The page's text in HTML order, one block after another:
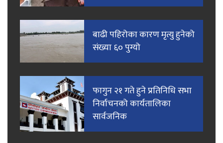
बाढी पहिरोका कारण मृत्यु हुनेको
संख्या ६० पुग्यो
फागुन २१ गते हुने प्रतिनिधि सभा
निर्वाचनको कार्यतालिका
सार्वजनिक